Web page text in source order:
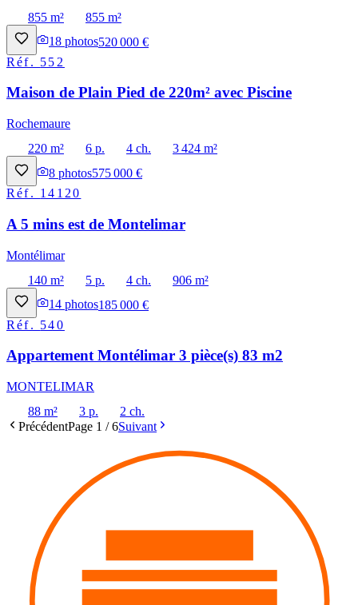
855 m²
855 m²
18 photos520 000 €
Réf. 552
Maison de Plain Pied de 220m² avec Piscine
Rochemaure
220 m²
6 p. 4 ch.
3 424 m²
8 photos575 000 €
Réf. 14120
A 5 mins est de Montelimar
Montélimar
140 m²
5 p. 4 ch.
906 m²
14 photos185 000 €
Réf. 540
Appartement Montélimar 3 pièce(s) 83 m2
MONTELIMAR
88 m²
3 p.
2 ch.
PrécédentPage 1 /6Suivant